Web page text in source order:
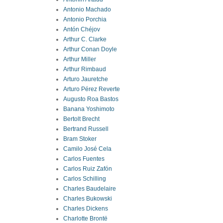
Antonio Machado
Antonio Porchia
Antón Chéjov
Arthur C. Clarke
Arthur Conan Doyle
Arthur Miller
Arthur Rimbaud
Arturo Jauretche
Arturo Pérez Reverte
Augusto Roa Bastos
Banana Yoshimoto
Bertolt Brecht
Bertrand Russell
Bram Stoker
Camilo José Cela
Carlos Fuentes
Carlos Ruiz Zafón
Carlos Schilling
Charles Baudelaire
Charles Bukowski
Charles Dickens
Charlotte Brontë